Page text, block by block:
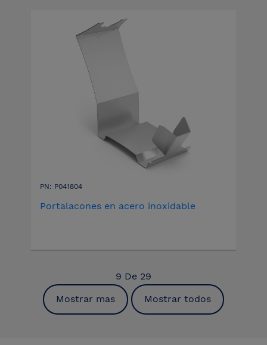
PN: P041804
Portalacones en acero inoxidable
9 De 29
Mostrar mas
Mostrar todos